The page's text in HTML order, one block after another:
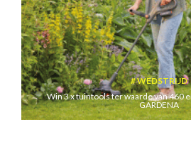
WEDSTRIJD
Win 3 x tuintools ter waarde van 460
GARDENA